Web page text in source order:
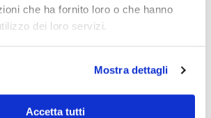
che ha fornito loro o che hanno
dei loro servizi.
Mostra dettagli
Accetta tutti